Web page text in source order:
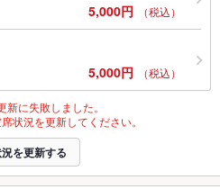
5,000円 （税込）
5,000円 （税込）
新に失敗しました。
状況を更新してください。
を更新する